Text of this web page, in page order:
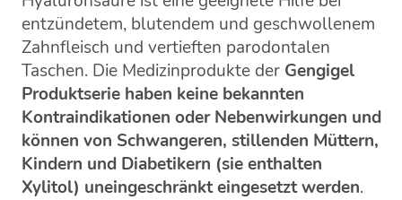
entzündetem, blutendem und geschwollenem
Zahnfleisch und vertieften parodontalen
Taschen. Die Medizinprodukte der Gengigel
Produktserie haben keine bekannten
Kontraindikationen oder Nebenwirkungen und
können von Schwangeren, stillenden Müttern,
Kindern und Diabetikern (sie enthalten
Xylitol) uneingeschränkt eingesetzt werden.